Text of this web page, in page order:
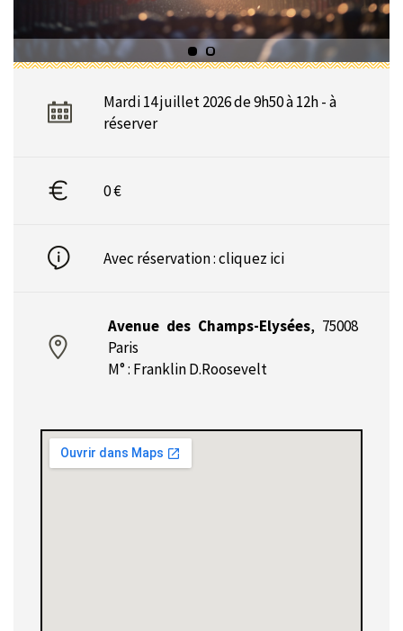
Mardi 14 juillet 2026 de 9h50 à 12h - à
réserver
0 €
Avec réservation :cliquez ici
Avenue des Champs-Elysées, 75008
Paris
M° : Franklin D.Roosevelt